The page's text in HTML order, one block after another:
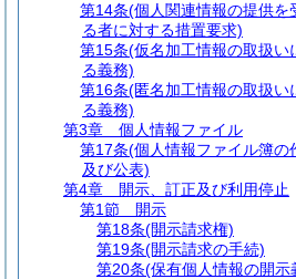
第14条(個人関連情報の提供を
る者に対する措置要求)
第15条(仮名加工情報の取扱い
る義務)
第16条(匿名加工情報の取扱い
る義務)
第3章
個人情報ファイル
第17条(個人情報ファイル簿の
及び公表)
第4章
開示、訂正及び利用停止
第1節
開示
第18条(開示請求権)
第19条(開示請求の手続)
第20条(保有個人情報の開示